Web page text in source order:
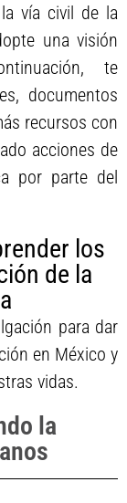
vía civil de la
una visión
te
documentos
recursos con
acciones de
por parte del
los
de la
para dar
en México y
vidas.
la